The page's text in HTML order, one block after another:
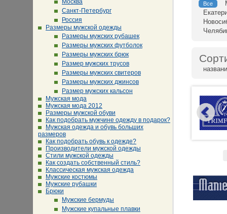
Москва
Санкт-Петербург
Россия
Размеры мужской одежды
Размеры мужских рубашек
Размеры мужских футболок
Размеры мужских брюк
Размер мужских трусов
Размеры мужских свитеров
Размеры мужских джинсов
Размер мужских кальсон
Мужская мода
Мужская мода 2012
Размеры мужской обуви
Как подобрать мужчине одежду в подарок?
Мужская одежда и обувь больших
размеров
Как подобрать обувь к одежде?
Производители мужской одежды
Стили мужской одежды
Как создать собственный стиль?
Классическая мужская одежда
Мужские костюмы
Мужские рубашки
Брюки
Мужские бермуды
Мужские купальные плавки
Все